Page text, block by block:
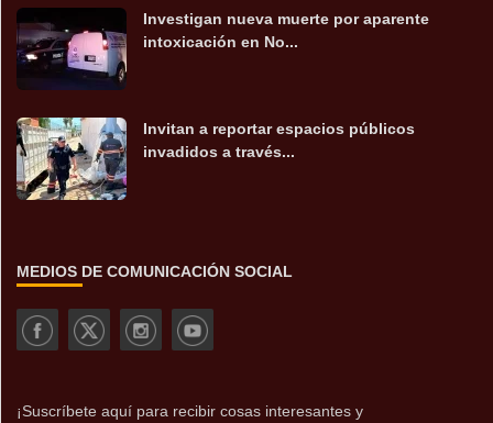
Investigan nueva muerte por aparente
intoxicación en No...
Invitan a reportar espacios públicos
invadidos a través...
MEDIOS DE COMUNICACIÓN SOCIAL
¡Suscríbete aquí para recibir cosas interesantes y